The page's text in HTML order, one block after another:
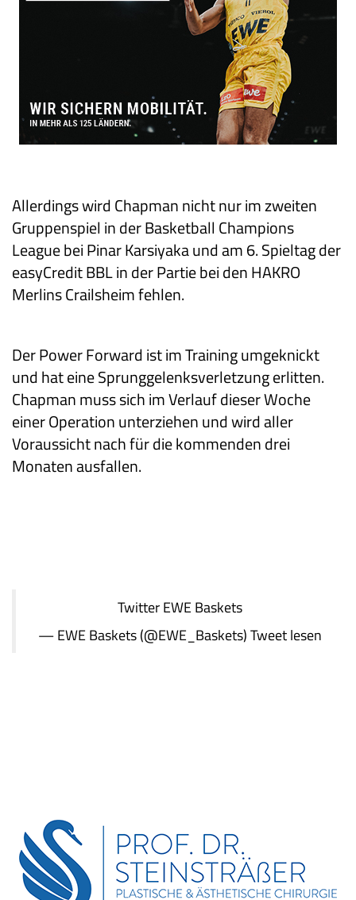
Allerdings wird Chapman nicht nur im zweiten
Gruppenspiel in der Basketball Champions
League bei Pinar Karsiyaka und am 6. Spieltag der
easyCredit BBL in der Partie bei den HAKRO
Merlins Crailsheim fehlen.
Der Power Forward ist im Training umgeknickt
und hat eine Sprunggelenksverletzung erlitten.
Chapman muss sich im Verlauf dieser Woche
einer Operation unterziehen und wird aller
Voraussicht nach für die kommenden drei
Monaten ausfallen.
TwitterEWE Baskets
— EWE Baskets (@EWE_Baskets)Tweet lesen